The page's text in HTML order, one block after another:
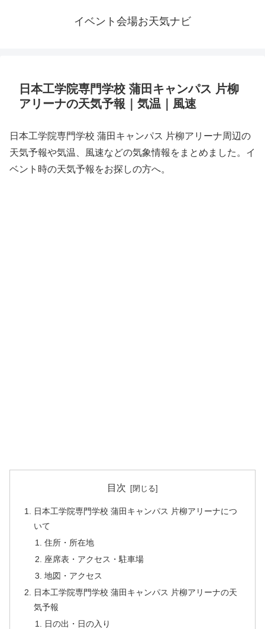
イベント会場お天気ナビ
日本工学院専門学校 蒲田キャンパス 片柳
アリーナの天気予報｜気温｜風速
日本工学院専門学校 蒲田キャンパス 片柳アリーナ周辺の
天気予報や気温、風速などの気象情報をまとめました。イ
ベント時の天気予報をお探しの方へ。
目次
日本工学院専門学校 蒲田キャンパス 片柳アリーナにつ
いて
住所・所在地
座席表・アクセス・駐車場
地図・アクセス
日本工学院専門学校 蒲田キャンパス 片柳アリーナの天
気予報
日の出・日の入り